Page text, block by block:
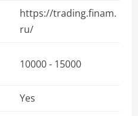
https://trading.finam.
ru/
10000 - 15000
Yes